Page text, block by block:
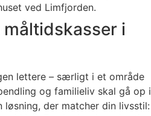
ved Limfjorden.
i
lettere – særligt i et område
og familieliv skal gå op i
løsning, der matcher din livsstil: